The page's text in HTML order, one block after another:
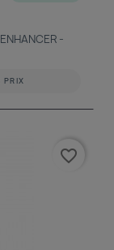
-
PRIX
favorite_border